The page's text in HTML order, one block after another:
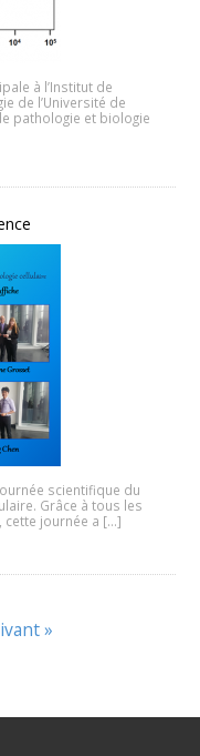
à l’Institut de
de l’Université de
pathologie et biologie
scientifique du
Grâce à tous les
cette journée a […]
»